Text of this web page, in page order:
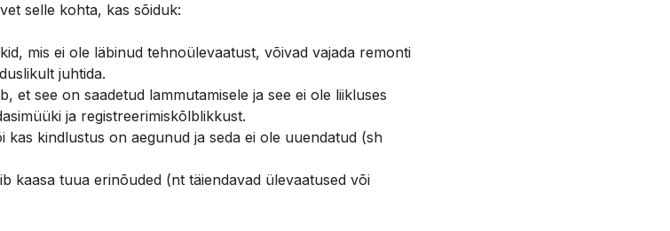
selle kohta, kas sõiduk:
mis ei ole läbinud tehnoülevaatust, võivad vajada remonti
juhtida.
et see on saadetud lammutamisele ja see ei ole liikluses
ja registreerimiskõlblikkust.
kas kindlustus on aegunud ja seda ei ole uuendatud (sh
kaasa tuua erinõuded (nt täiendavad ülevaatused või